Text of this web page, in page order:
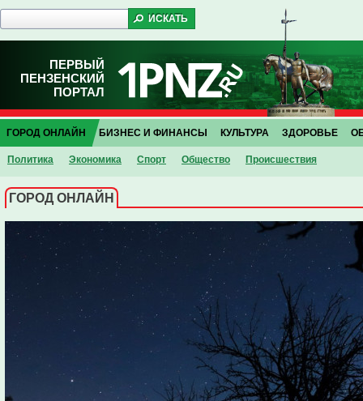
ПЕРВЫЙ
ПЕНЗЕНСКИЙ
ПОРТАЛ
ГОРОД ОНЛАЙН
Политика Экономика Спорт Общество Проиcшествия
БИЗНЕС И ФИНАНСЫ КУЛЬТУРА ЗДОРОВЬЕ
ГОРОД ОНЛАЙН